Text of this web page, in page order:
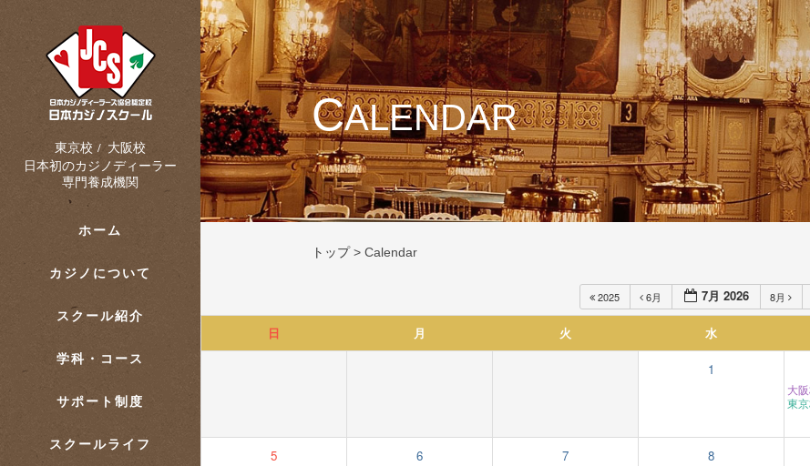
東京校 / 大阪校
日本初のカジノディーラー
専門養成機関
ホーム
カジノについて
スクール紹介
学科・コース
サポート制度
スクールライフ
CALENDAR
トップ>Calendar
2025 6月 7月 2026 8月
日 月 火 水
1
大
東
5 6 7 8